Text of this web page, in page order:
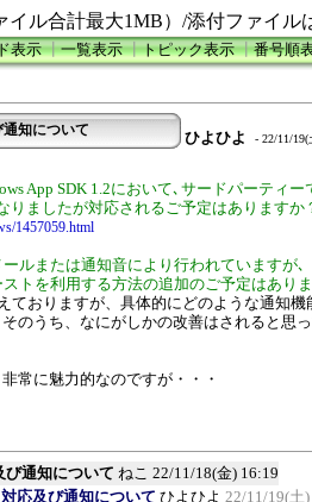
ル合計最大1MB）/添付ファイル
表示┃一覧表示┃トピック表示┃番号順
知について ひよひよ - 22/11/19(
App SDK 1.2において､サードパーティー
りましたが対応されるご予定はありますか
1457059.html
ルまたは通知音により行われていますが､
トを利用する方法の追加のご予定はあり
ておりますが、具体的にどのような通知機
のうち、なにがしかの改善はされると思
常に魅力的なのですが・・・
び通知について ねこ 22/11/18(金) 16:19
応及び通知について ひよひよ 22/11/19(土)